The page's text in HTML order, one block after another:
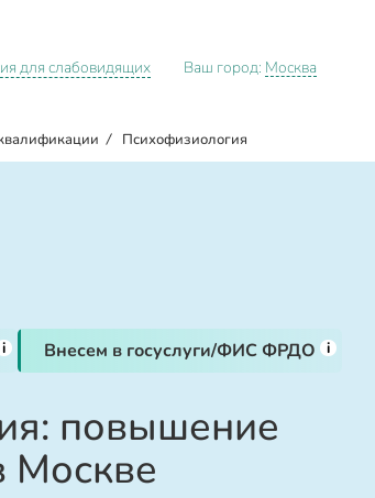
для слабовидящих Ваш город: Москва
/ Психофизиология
i Внесем в госуслуги/ФИС ФРДО i
повышение
Москве